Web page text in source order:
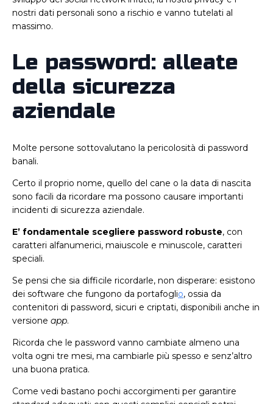
nostri dati personali sono a rischio e vanno tutelati al
massimo.
Le password: alleate
della sicurezza
aziendale
Molte persone sottovalutano la pericolosità di password
banali.
Certo il proprio nome, quello del cane o la data di nascita
sono facili da ricordare ma possono causare importanti
incidenti di sicurezza aziendale.
E’ fondamentale scegliere password robuste, con
caratteri alfanumerici, maiuscole e minuscole, caratteri
speciali.
Se pensi che sia difficile ricordarle, non disperare: esistono
dei software che fungono da portafoglio, ossia da
contenitori di password, sicuri e criptati, disponibili anche in
versione app.
Ricorda che le password vanno cambiate almeno una
volta ogni tre mesi, ma cambiarle più spesso e senz’altro
una buona pratica.
Come vedi bastano pochi accorgimenti per garantire